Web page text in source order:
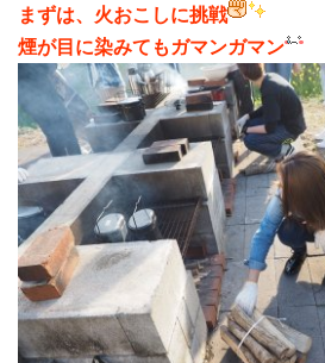
まずは、火おこしに挑戦
煙が目に染みてもガマンガマン